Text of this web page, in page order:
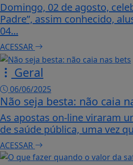
Domingo, 02 de agosto,
Padre”, assim conhecido,
04...
ACESSAR
Geral
06/06/2025
Não seja besta: não caia
As apostas on-line viraram
de saúde pública, uma vez
ACESSAR